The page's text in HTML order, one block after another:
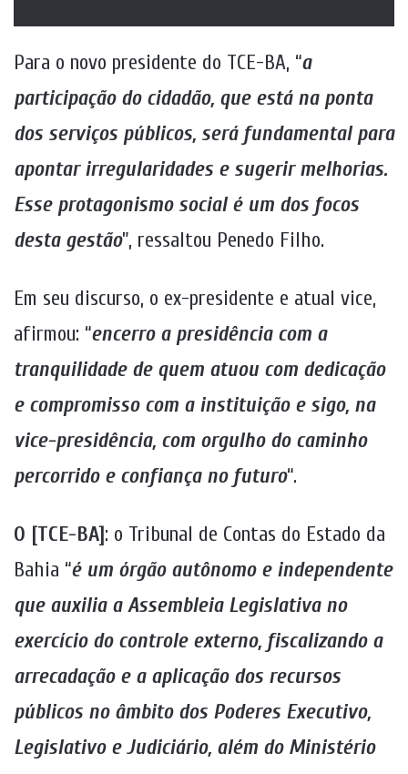
Para o novo presidente do TCE-BA, “a
participação do cidadão, que está na ponta
dos serviços públicos, será fundamental para
apontar irregularidades e sugerir melhorias.
Esse protagonismo social é um dos focos
desta gestão”, ressaltou Penedo Filho.
Em seu discurso, o ex-presidente e atual vice,
afirmou: “encerro a presidência com a
tranquilidade de quem atuou com dedicação
e compromisso com a instituição e sigo, na
vice-presidência, com orgulho do caminho
percorrido e confiança no futuro“.
O [TCE-BA]: o Tribunal de Contas do Estado da
Bahia “é um órgão autônomo e independente
que auxilia a Assembleia Legislativa no
exercício do controle externo, fiscalizando a
arrecadação e a aplicação dos recursos
públicos no âmbito dos Poderes Executivo,
Legislativo e Judiciário, além do Ministério